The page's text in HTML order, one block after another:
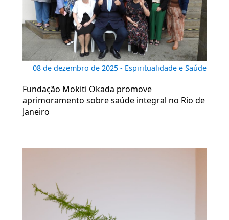
08 de dezembro de 2025 - Espiritualidade e Saúde
Fundação Mokiti Okada promove
aprimoramento sobre saúde integral no Rio de
Janeiro